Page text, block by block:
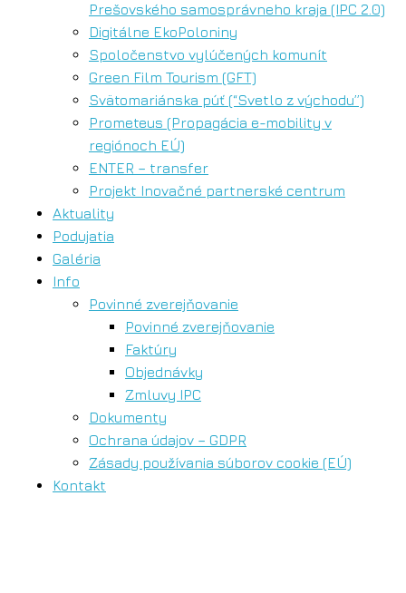
Prešovského samosprávneho kraja (IPC 2.0)
Digitálne EkoPoloniny
Spoločenstvo vylúčených komunít
Green Film Tourism (GFT)
Svätomariánska púť (“Svetlo z východu”)
Prometeus (Propagácia e-mobility v
regiónoch EÚ)
ENTER – transfer
Projekt Inovačné partnerské centrum
Aktuality
Podujatia
Galéria
Info
Povinné zverejňovanie
Povinné zverejňovanie
Faktúry
Objednávky
Zmluvy IPC
Dokumenty
Ochrana údajov – GDPR
Zásady používania súborov cookie (EÚ)
Kontakt